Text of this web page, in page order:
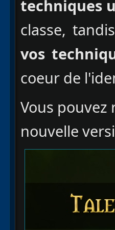
techniques
classe,
vos
coeur de
Vous pouvez
nouvelle